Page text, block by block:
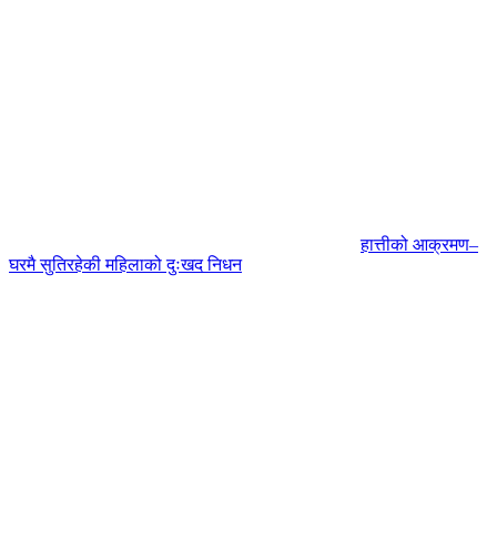
हात्तीको आक्रमण–
घरमै सुतिरहेकी महिलाको दुःखद निधन